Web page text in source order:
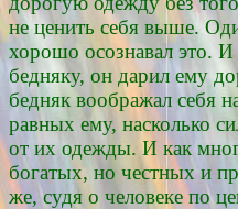
не ценить себя выше.
хорошо осознавал это. И
бедняку, он дарил ему
бедняк воображал себя
равных ему, насколько
от их одежды. И как
богатых, но честных и
же, судя о человеке по